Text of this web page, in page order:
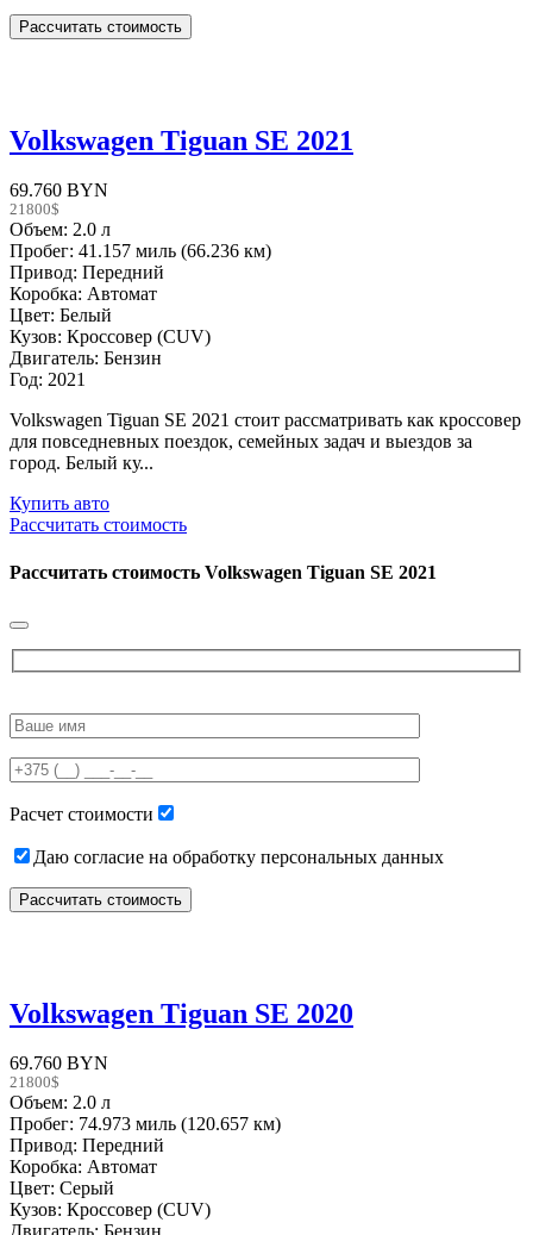
Volkswagen Tiguan SE 2021
69.760 BYN
21800$
Объем: 2.0 л
Пробег: 41.157 миль (66.236 км)
Привод: Передний
Коробка: Автомат
Цвет: Белый
Кузов: Кроссовер (CUV)
Двигатель: Бензин
Год: 2021
Volkswagen Tiguan SE 2021 стоит рассматривать как кроссовер
для повседневных поездок, семейных задач и выездов за
город. Белый ку...
Купить авто
Рассчитать стоимость
Рассчитать стоимость Volkswagen Tiguan SE 2021
leave
field
empty.
Расчет стоимости
Даю согласие на обработку персональных данных
Volkswagen Tiguan SE 2020
69.760 BYN
21800$
Объем: 2.0 л
Пробег: 74.973 миль (120.657 км)
Привод: Передний
Коробка: Автомат
Цвет: Серый
Кузов: Кроссовер (CUV)